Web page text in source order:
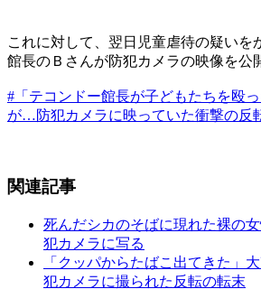
これに対して、翌日児童虐待の疑いを
館長のＢさんが防犯カメラの映像を公
#「テコンドー館長が子どもたちを殴
が…防犯カメラに映っていた衝撃の反
関連記事
死んだシカのそばに現れた裸の
犯カメラに写る
「クッパからたばこ出てきた」
犯カメラに撮られた反転の転末